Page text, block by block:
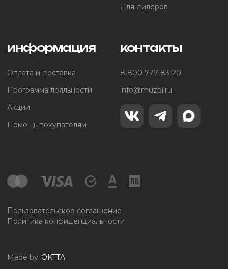
Для дилеров
информация
Оплата и доставка
Программа лояльности
Акции
Помощь покупателям
контакты
8 800 777-83-20
info@muzpl.ru
Пользовательское соглашение
Политика конфиденциальности
Made by OKTTA